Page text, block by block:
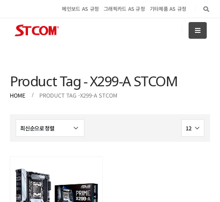
메인보드 AS 규정 그래픽카드 AS 규정 기타제품 AS 규정
Product Tag - X299-A STCOM
HOME PRODUCT TAG -X299-A STCOM